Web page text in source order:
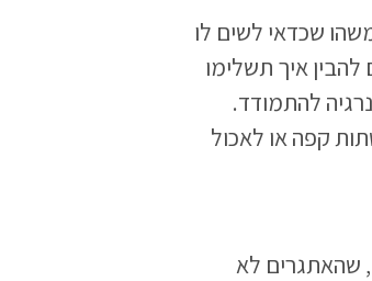
שכדאי לשים לו
איך תשלימו
להתמודד.
קפה או לאכול
שהאתגרים לא